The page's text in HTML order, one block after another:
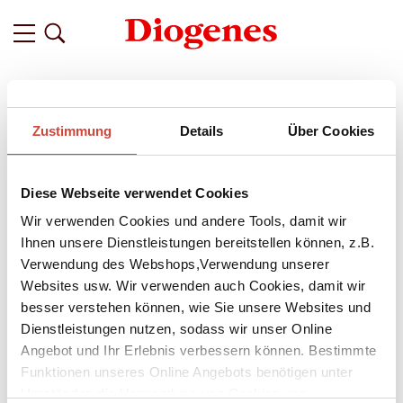
Zustimmung Details Über Cookies
Diese Webseite verwendet Cookies
Wir verwenden Cookies und andere Tools, damit wir
Ihnen unsere Dienstleistungen bereitstellen können, z.B.
Verwendung des Webshops,Verwendung unserer
Websites usw. Wir verwenden auch Cookies, damit wir
besser verstehen können, wie Sie unsere Websites und
Dienstleistungen nutzen, sodass wir unser Online
Angebot und Ihr Erlebnis verbessern können. Bestimmte
Funktionen unseres Online Angebots benötigen unter
Related Featured
vor 4 Jahren
Das Einmaleins der Philosophie mit
Jonny Thomson
Philosophieren hat den schlechten Ruf, den Kopf entweder in
Wolken entschweben zu lassen oder ihn zum Rauchen zu
bringen. Deswegen muss man die großen Denker:innen aber
keineswegs in einen Turm schließen. Im Gegenteil: Spätestens
seit der NBC-SerieThe Good Placevon Michael Schur
gehören sie wieder in den Alltag, in Cafés und gemütliche
Wohnzimmer und dürfen auch von Anfänger:innen und